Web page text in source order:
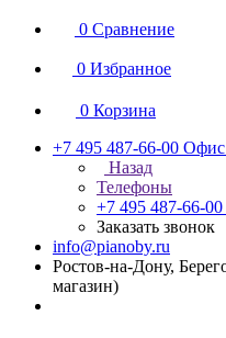
0 Сравнение
0 Избранное
0 Корзина
+7 495 487-66-00 Офис
Назад
Телефоны
+7 495 487-66-00
Заказать звонок
info@pianoby.ru
Ростов-на-Дону,
магазин)